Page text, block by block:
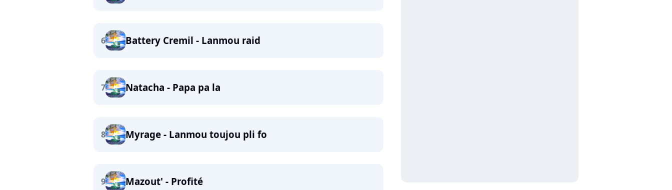
6 Battery Cremil - Lanmou raid
7 Natacha - Papa pa la
8 Myrage - Lanmou toujou pli fo
9 Mazout' - Profité